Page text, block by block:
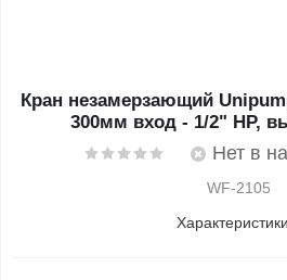
Кран незамерзающий
300мм вход - 1/2" НР,
Нет в
WF-2105
Характеристики